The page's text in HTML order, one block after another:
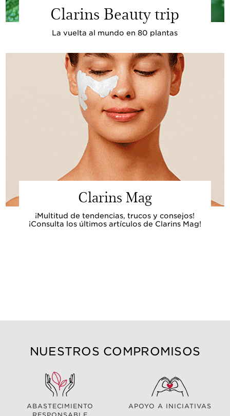
Clarins Beauty trip
La vuelta al mundo en 80 plantas
Clarins Mag
¡Multitud de tendencias, trucos y consejos!
¡Consulta los últimos artículos de Clarins Mag!
NUESTROS COMPROMISOS
ABASTECIMIENTO
APOYO A INICIATIVAS